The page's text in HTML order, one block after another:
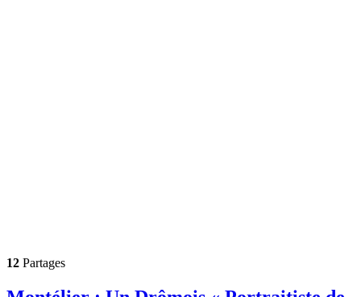
12 Partages